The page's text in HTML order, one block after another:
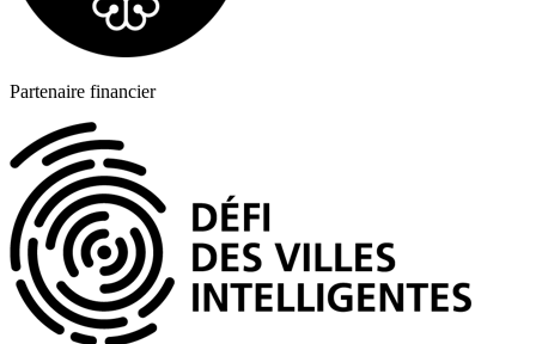
Partenaire financier